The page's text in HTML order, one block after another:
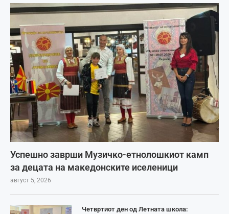
Успешно заврши Музичко-етнолошкиот камп
за децата на македонските иселеници
август 5, 2026
Четвртиот ден од Летната школа: